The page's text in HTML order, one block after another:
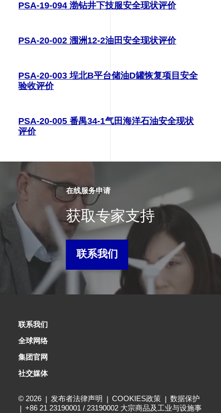
PSA-19-094 渤钻井下技服安全现状评价
PSA-20-002 涠洲12-2油田安全现状评价
PSA-20-003 埕北B平台储油D罐恢复项目安全
验收评价
PSA-20-005 番禺34-1气田海洋石油安全现状
评价
在线服务申请
获取专家支持
联系我们
联系我们
全球网络
集团官网
社交媒体
© 2026 发布者法律声明 COOKIES政策
数据保护
+86 21 23190001 / 23190002 大宗商品及工业与设施事